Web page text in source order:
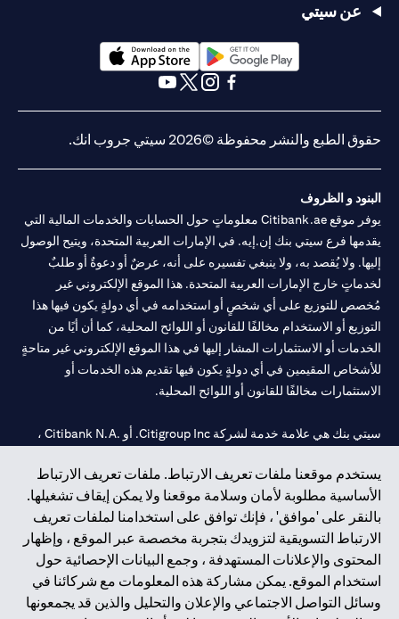
يستخدم موقعنا ملفات تعريف الارتباط. ملفات تعريف الارتباط
الأساسية مطلوبة لأمان وسلامة موقعنا ولا يمكن إيقاف تشغيلها.
بالنقر على 'موافق' ، فإنك توافق على استخدامنا لملفات تعريف
الارتباط التسويقية لتزويدك بتجربة مخصصة عبر الموقع ، وإظهار
المحتوى والإعلانات المستهدفة ، وجمع البيانات الإحصائية حول
استخدام الموقع. يمكن مشاركة هذه المعلومات مع شركائنا في
وسائل التواصل الاجتماعي والإعلان والتحليل والذين قد يجمعونها
عن سيتي
(opens in a new tab)
حقوق الطبع والنشر محفوظة ©2026 سيتي جروب انك.
البنود و الظروف
يوفر موقع Citibank.ae معلوماتٍ حول الحسابات والخدمات المالية التي
يقدمها فرع سيتي بنك إن.إيه. في الإمارات العربية المتحدة، ويتيح الوصول
إليها. ولا يُقصد به، ولا ينبغي تفسيره على أنه، عرضٌ أو دعوةٌ أو طلبٌ
لخدماتٍ خارج الإمارات العربية المتحدة. هذا الموقع الإلكتروني غير
مُخصص للتوزيع على أي شخصٍ أو استخدامه في أي دولةٍ يكون فيها هذا
التوزيع أو الاستخدام مخالفًا للقانون أو اللوائح المحلية، كما أن أيًا من
الخدمات أو الاستثمارات المشار إليها في هذا الموقع الإلكتروني غير متاحةٍ
للأشخاص المقيمين في أي دولةٍ يكون فيها تقديم هذه الخدمات أو
الاستثمارات مخالفًا للقانون أو اللوائح المحلية.
سيتي بنك هي علامة خدمة لشركة Citigroup Inc. أو .Citibank N.A ،
سيتي بنك إن. إيه. الإمارات مسجل لدى مصرف الإمارات المركزي تحت
أرقام التراخيص 202563 لفرع الوصل في دبي، 531989 لفرع مول
الإمارات في دبي، وCN-1002019لفرع أبوظبي. هاتف: 4000 311 04.
فرع سيتي بنك إن إيه - الإمارات العربية المتحدة مرخص من مصرف
الإمارات العربية المتحدة المركزي كفرع لبنك أجنبي.
سيتي بنك إن إيه الإمارات العربية المتحدة مرخص من هيئة الأوراق المالية